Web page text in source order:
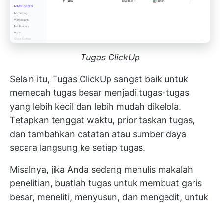
Tugas ClickUp
Selain itu, Tugas ClickUp sangat baik untuk
memecah tugas besar menjadi tugas-tugas
yang lebih kecil dan lebih mudah dikelola.
Tetapkan tenggat waktu, prioritaskan tugas,
dan tambahkan catatan atau sumber daya
secara langsung ke setiap tugas.
Misalnya, jika Anda sedang menulis makalah
penelitian, buatlah tugas untuk membuat garis
besar, meneliti, menyusun, dan mengedit, untuk